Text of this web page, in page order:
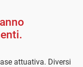
attuativa. Diversi